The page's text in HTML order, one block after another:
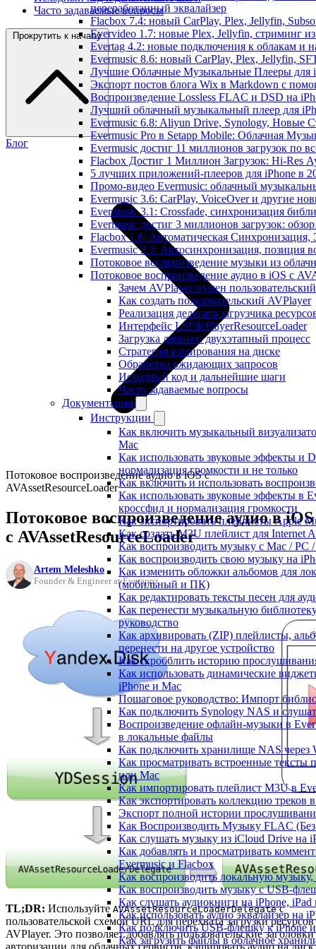
переработанный эквалайзер
Flacbox 7.4: новый CarPlay, Plex, Jellyfin,
Evervideo 1.7: новые Plex, Jellyfin, стриминг
Evertag 4.2: новые подключения к облакам и
Evermusic 8.6: новый CarPlay, Plex, Jellyfin,
Лучшие Облачные Музыкальные Плееры для
Экспорт постов блога Wix в Markdown с
Воспроизведение Lossless FLAC и DSD на
Лучший облачный музыкальный плеер для
Evermusic 6.8: Aliyun Drive, Synology, Новые
Evermusic Pro в Setapp Mobile: Облачная
Evermusic достиг 11 миллионов загрузок по
Flacbox Достиг 1 Миллион Загрузок: Hi-Res
5 лучших приложений-плееров для iPhone в
Промо-видео Evermusic: облачный
Evermusic 3.6: CarPlay, VoiceOver и другие
Evermusic 3.1: Crossfade, синхронизация
Evermusic достиг 3 миллионов загрузок:
Flacbox 1.6: Автоматическая
Evermusic 2.3: Автосинхронизация, позиция
Потоковое воспроизведение музыки из
Потоковое воспроизведение аудио в iOS с
Зачем AVPlayer нужен
Как создать пользовательский AVPlayer
Реализация делегата загрузчика
Интерфейс LSFilePlayerResourceLoader
Загрузка данных: двухэтапный процесс
Стратегия кэширования на диске
Обработка ожидающих запросов
Исходный код и дальнейшие шаги
Часто задаваемые вопросы
Документация
Инструкции
Как включить музыкальный
Mac
Как использовать звуковые эффекты и
нормализация громкости и не только
Как включить и использовать
Как использовать звуковые эффекты в
кроссфид и нормализация громкости
Как экспортировать плейлисты Apple
Как создать M3U плейлист для Internet
Как воспроизводить музыку с Mac /
Как воспроизводить свою музыку на
Как изменить обложки альбомов для
(мобильный и ПК)
Как редактировать тексты песен для
Как перенести музыкальную
руководство
Как архивировать (ZIP) плейлисты,
перенести на другое устройство
Как скробблить историю
Как использовать динамические
iPhone и Mac
Пошаговое руководство: Импорт
Как подключить Synology NAS и
Воспроизведение офлайн-музыки в
в локальные файлы
Как подключить хранилище NAS через
Как просматривать встроенные
или Mac
Как импортировать плейлист M3U в
Как экспортировать коллекцию
Экспорт полной истории
Как Воспроизводить Музыку FLAC
Как слушать музыку из iCloud Drive на
Как добавлять и просматривать
Evermusic и Flacbox
Как воспроизводить локальную
Как воспроизводить музыку с USB-
Как слушать аудиокниги на iPhone,
Как использовать аудио эквалайзер на
Как подключить USB-флешку к iPhone
Как загрузить файлы в облачное
Часто задаваемые вопросы
Прокрутить к началу
Блог
Потоковое воспроизведение аудио в iOS с
AVAssetResourceLoader
Потоковое воспроизведение аудио в iOS
с AVAssetResourceLoader
Artem Meleshko
Founder & Engineer at Everappz
TL;DR: Используйте AVAssetResourceLoaderDelegateс
пользовательской схемой URL для перехвата загрузки ресурсов
AVPlayer. Это позволяет добавлять пользовательские заголовки
авторизации для облачных сервисов, кэшировать аудио на диск